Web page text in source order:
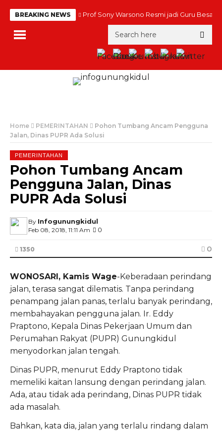
BREAKING NEWS Prof Sony Warsono Resmi jadi Guru Besar
Home PEMERINTAHAN
Pohon Tumbang Ancam Pengguna
Jalan, Dinas PUPR Ada Solusi
PEMERINTAHAN
Pohon Tumbang Ancam
Pengguna Jalan, Dinas
PUPR Ada Solusi
By Infogunungkidul
Feb 08, 2018, 11:11 Am 0
1350 0
WONOSARI, Kamis Wage-Keberadaan perindang
jalan, terasa sangat dilematis. Tanpa perindang
penampang jalan panas, terlalu banyak perindang,
membahayakan pengguna jalan. Ir. Eddy
Praptono, Kepala Dinas Pekerjaan Umum dan
Perumahan Rakyat (PUPR) Gunungkidul
menyodorkan jalan tengah.
Dinas PUPR, menurut Eddy Praptono tidak
memeliki kaitan lansung dengan perindang jalan.
Ada, atau tidak ada perindang, Dinas PUPR tidak
ada masalah.
Bahkan, kata dia, jalan yang terlalu rindang dalam